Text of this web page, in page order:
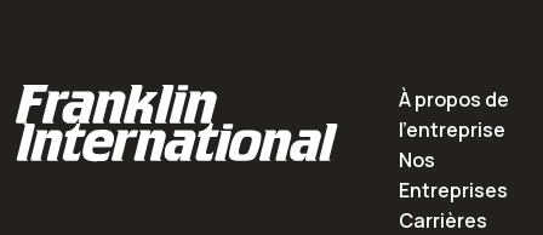
À propos de
l'entreprise
Nos
Entreprises
Carrières